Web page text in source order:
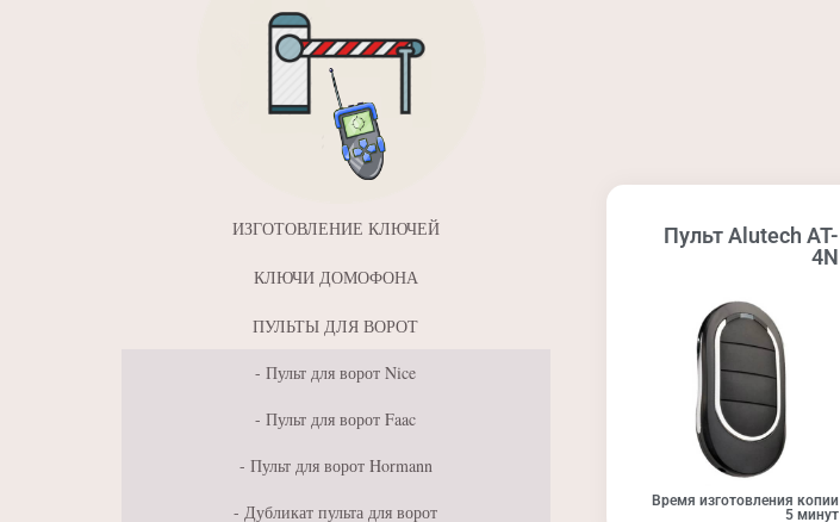
ИЗГОТОВЛЕНИЕ КЛЮЧЕЙ
КЛЮЧИ ДОМОФОНА
ПУЛЬТЫ ДЛЯ ВОРОТ
Пульт для ворот Nice
Пульт для ворот Faac
Пульт для ворот Hormann
Дубликат пульта для ворот
Пульт Alutech AT-
4N
Время изготовления копии
5 минут